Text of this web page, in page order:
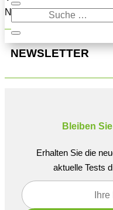
Navigation oben, um den
NEWSLETTER
Bleiben
Erhalten Sie die
aktuelle Tests